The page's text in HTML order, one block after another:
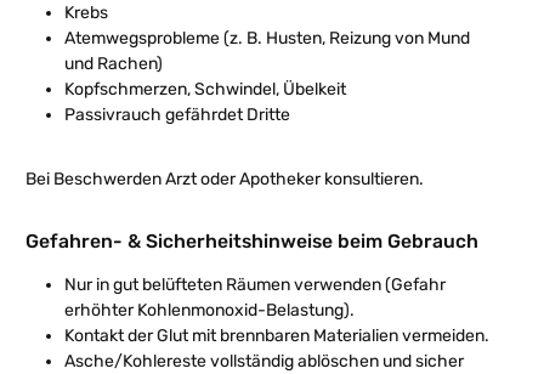
Krebs
Atemwegsprobleme (z. B. Husten, Reizung von Mund
und Rachen)
Kopfschmerzen, Schwindel, Übelkeit
Passivrauch gefährdet Dritte
Bei Beschwerden Arzt oder Apotheker konsultieren.
Gefahren- & Sicherheitshinweise beim Gebrauch
Nur in gut belüfteten Räumen verwenden (Gefahr
erhöhter Kohlenmonoxid-Belastung).
Kontakt der Glut mit brennbaren Materialien vermeiden.
Asche/Kohlereste vollständig ablöschen und sicher